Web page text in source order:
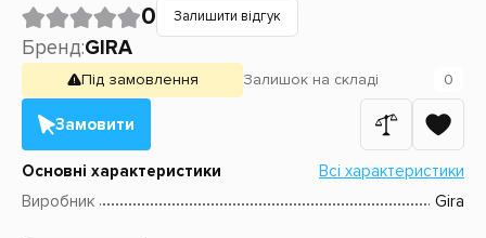
0 Залишити відгук
Бренд:GIRA
Під замовлення Залишок на складі 0
Замовити
Основні характеристики
Всі характеристики
Виробник
Gira